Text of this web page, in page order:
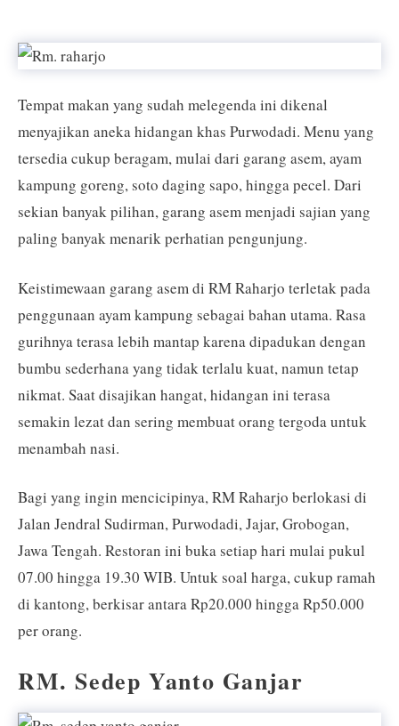
Tempat makan yang sudah melegenda ini dikenal
menyajikan aneka hidangan khas Purwodadi. Menu yang
tersedia cukup beragam, mulai dari garang asem, ayam
kampung goreng, soto daging sapo, hingga pecel. Dari
sekian banyak pilihan, garang asem menjadi sajian yang
paling banyak menarik perhatian pengunjung.
Keistimewaan garang asem di RM Raharjo terletak pada
penggunaan ayam kampung sebagai bahan utama. Rasa
gurihnya terasa lebih mantap karena dipadukan dengan
bumbu sederhana yang tidak terlalu kuat, namun tetap
nikmat. Saat disajikan hangat, hidangan ini terasa
semakin lezat dan sering membuat orang tergoda untuk
menambah nasi.
Bagi yang ingin mencicipinya, RM Raharjo berlokasi di
Jalan Jendral Sudirman, Purwodadi, Jajar, Grobogan,
Jawa Tengah. Restoran ini buka setiap hari mulai pukul
07.00 hingga 19.30 WIB. Untuk soal harga, cukup ramah
di kantong, berkisar antara Rp20.000 hingga Rp50.000
per orang.
RM. Sedep Yanto Ganjar